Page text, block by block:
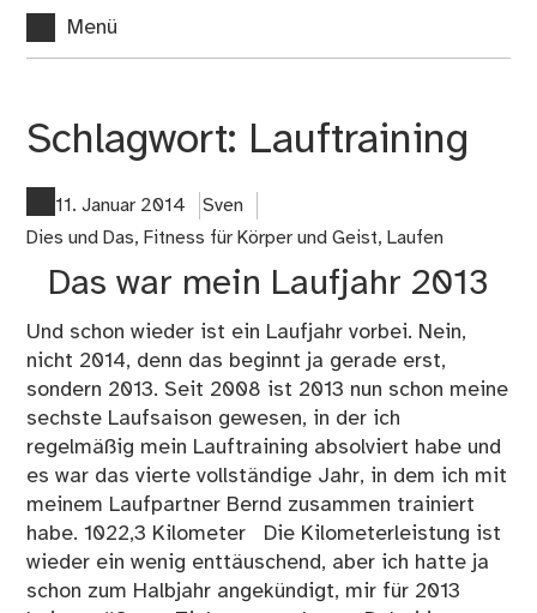
Menü
Schlagwort: Lauftraining
11. Januar 2014
Sven
Dies und Das, Fitness für Körper und Geist, Laufen
Das war mein Laufjahr 2013
Und schon wieder ist ein Laufjahr vorbei. Nein,
nicht 2014, denn das beginnt ja gerade erst,
sondern 2013. Seit 2008 ist 2013 nun schon meine
sechste Laufsaison gewesen, in der ich
regelmäßig mein Lauftraining absolviert habe und
es war das vierte vollständige Jahr, in dem ich mit
meinem Laufpartner Bernd zusammen trainiert
habe. 1022,3 Kilometer Die Kilometerleistung ist
wieder ein wenig enttäuschend, aber ich hatte ja
schon zum Halbjahr angekündigt, mir für 2013